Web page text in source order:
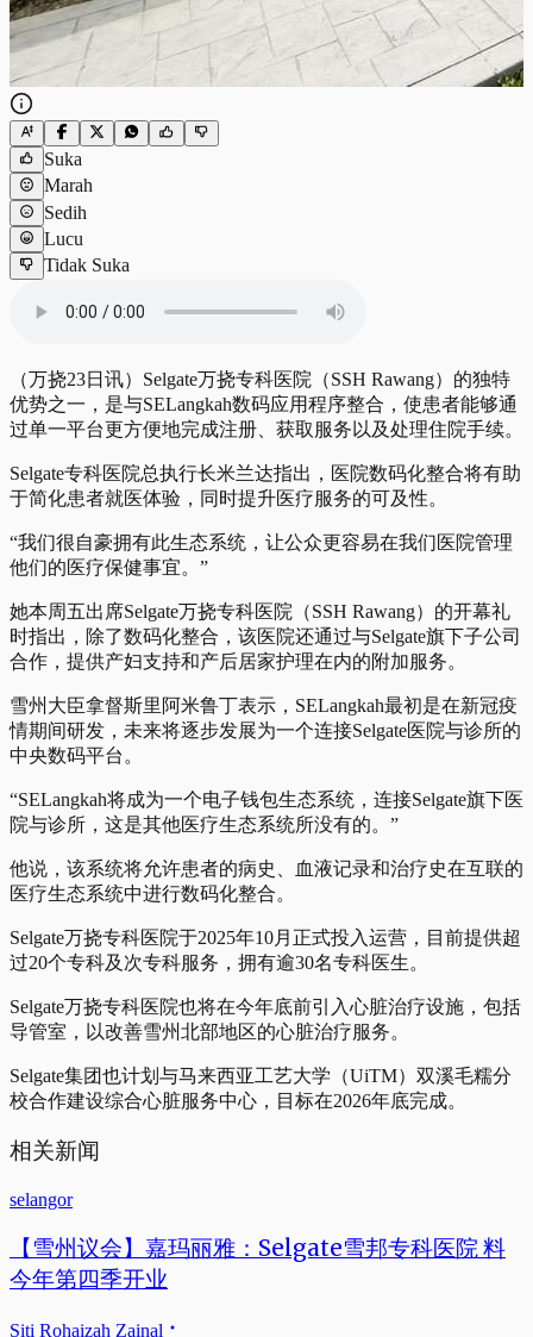
Suka
Marah
Sedih
Lucu
Tidak Suka
（万挠23日讯）Selgate万挠专科医院（SSH Rawang）的独特
优势之一，是与SELangkah数码应用程序整合，使患者能够通
过单一平台更方便地完成注册、获取服务以及处理住院手续。
Selgate专科医院总执行长米兰达指出，医院数码化整合将有助
于简化患者就医体验，同时提升医疗服务的可及性。
“我们很自豪拥有此生态系统，让公众更容易在我们医院管理
他们的医疗保健事宜。”
她本周五出席Selgate万挠专科医院（SSH Rawang）的开幕礼
时指出，除了数码化整合，该医院还通过与Selgate旗下子公司
合作，提供产妇支持和产后居家护理在内的附加服务。
雪州大臣拿督斯里阿米鲁丁表示，SELangkah最初是在新冠疫
情期间研发，未来将逐步发展为一个连接Selgate医院与诊所的
中央数码平台。
“SELangkah将成为一个电子钱包生态系统，连接Selgate旗下医
院与诊所，这是其他医疗生态系统所没有的。”
他说，该系统将允许患者的病史、血液记录和治疗史在互联的
医疗生态系统中进行数码化整合。
Selgate万挠专科医院于2025年10月正式投入运营，目前提供超
过20个专科及次专科服务，拥有逾30名专科医生。
Selgate万挠专科医院也将在今年底前引入心脏治疗设施，包括
导管室，以改善雪州北部地区的心脏治疗服务。
Selgate集团也计划与马来西亚工艺大学（UiTM）双溪毛糯分
校合作建设综合心脏服务中心，目标在2026年底完成。
相关新闻
selangor
【雪州议会】嘉玛丽雅：Selgate雪邦专科医院 料
今年第四季开业
Siti Rohaizah Zainal